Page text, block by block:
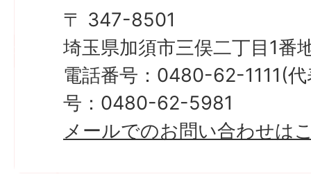
〒 347-8501
埼玉県加須市三俣二丁目1番
電話番号：0480-62-1111(
号：0480-62-5981
メールでのお問い合わせは